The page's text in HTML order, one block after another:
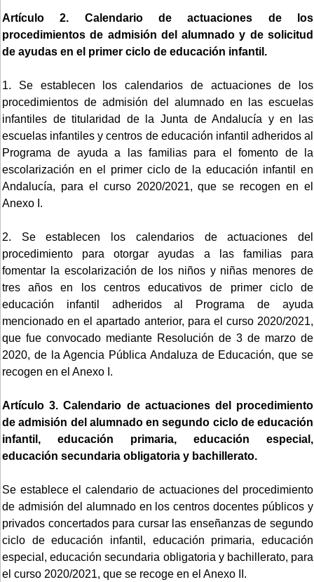
Artículo 2. Calendario de actuaciones de los
procedimientos de admisión del alumnado y de solicitud
de ayudas en el primer ciclo de educación infantil.
1. Se establecen los calendarios de actuaciones de los
procedimientos de admisión del alumnado en las escuelas
infantiles de titularidad de la Junta de Andalucía y en las
escuelas infantiles y centros de educación infantil adheridos al
Programa de ayuda a las familias para el fomento de la
escolarización en el primer ciclo de la educación infantil en
Andalucía, para el curso 2020/2021, que se recogen en el
Anexo I.
2. Se establecen los calendarios de actuaciones del
procedimiento para otorgar ayudas a las familias para
fomentar la escolarización de los niños y niñas menores de
tres años en los centros educativos de primer ciclo de
educación infantil adheridos al Programa de ayuda
mencionado en el apartado anterior, para el curso 2020/2021,
que fue convocado mediante Resolución de 3 de marzo de
2020, de la Agencia Pública Andaluza de Educación, que se
recogen en el Anexo I.
Artículo 3. Calendario de actuaciones del procedimiento
de admisión del alumnado en segundo ciclo de educación
infantil, educación primaria, educación especial,
educación secundaria obligatoria y bachillerato.
Se establece el calendario de actuaciones del procedimiento
de admisión del alumnado en los centros docentes públicos y
privados concertados para cursar las enseñanzas de segundo
ciclo de educación infantil, educación primaria, educación
especial, educación secundaria obligatoria y bachillerato, para
el curso 2020/2021, que se recoge en el Anexo II.